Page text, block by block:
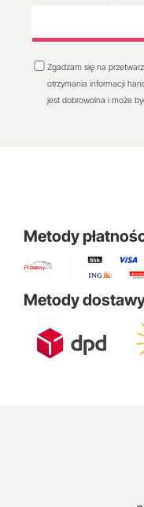
Zgadzam się na
otrzymania informacji
jest dobrowolna i może
Metody
Metody